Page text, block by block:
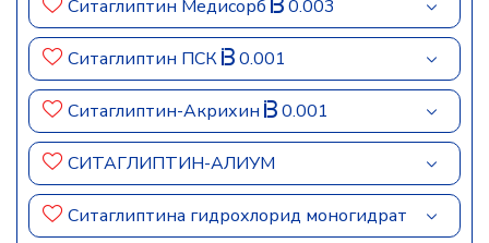
Ситаглиптин Медисорб 0.003
Ситаглиптин ПСК 0.001
Ситаглиптин-Акрихин 0.001
СИТАГЛИПТИН-АЛИУМ
Ситаглиптина гидрохлорид моногидрат